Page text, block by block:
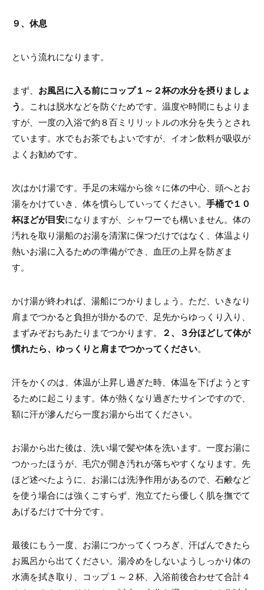
９、休息
という流れになります。
まず、 お風呂に入る前にコップ１～２杯の水分を摂りましょ
う。これは脱水などを防ぐためです。温度や時間にもよりま
すが、一度の入浴で約８百ミリリットルの水分を失うとされ
ています。水でもお茶でもよいですが、イオン飲料が吸収が
よくお勧めです。
次はかけ湯です。手足の末端から徐々に体の中心、頭へとお
湯をかけていき、体を慣らしていってください。 手桶で１０
杯ほどが目安になりますが、シャワーでも構いません。体の
汚れを取り湯船のお湯を清潔に保つだけではなく、体温より
熱いお湯に入るための準備ができ、血圧の上昇を防ぎま
す。
かけ湯が終われば、湯船につかりましょう。ただ、いきなり
肩までつかると負担が掛かるので、足先からゆっくり入り、
まずみぞおちあたりまでつかります。 ２、３分ほどして体が
慣れたら、ゆっくりと肩までつかってください。
汗をかくのは、体温が上昇し過ぎた時、体温を下げようとす
るために起こります。体が熱くなり過ぎたサインですので、
額に汗が滲んだら一度お湯から出てください。
お湯から出た後は、洗い場で髪や体を洗います。一度お湯に
つかったほうが、毛穴が開き汚れが落ちやすくなります。先
ほど述べたように、お湯には洗浄作用があるので、石鹸など
を使う場合には強くこすらず、泡立てたら優しく肌を撫でて
あげるだけで十分です。
最後にもう一度、お湯につかってくつろぎ、汗ばんできたら
お風呂から出てください。湯冷めをしないようしっかり体の
水滴を拭き取り、コップ１～２杯、入浴前後合わせて合計４